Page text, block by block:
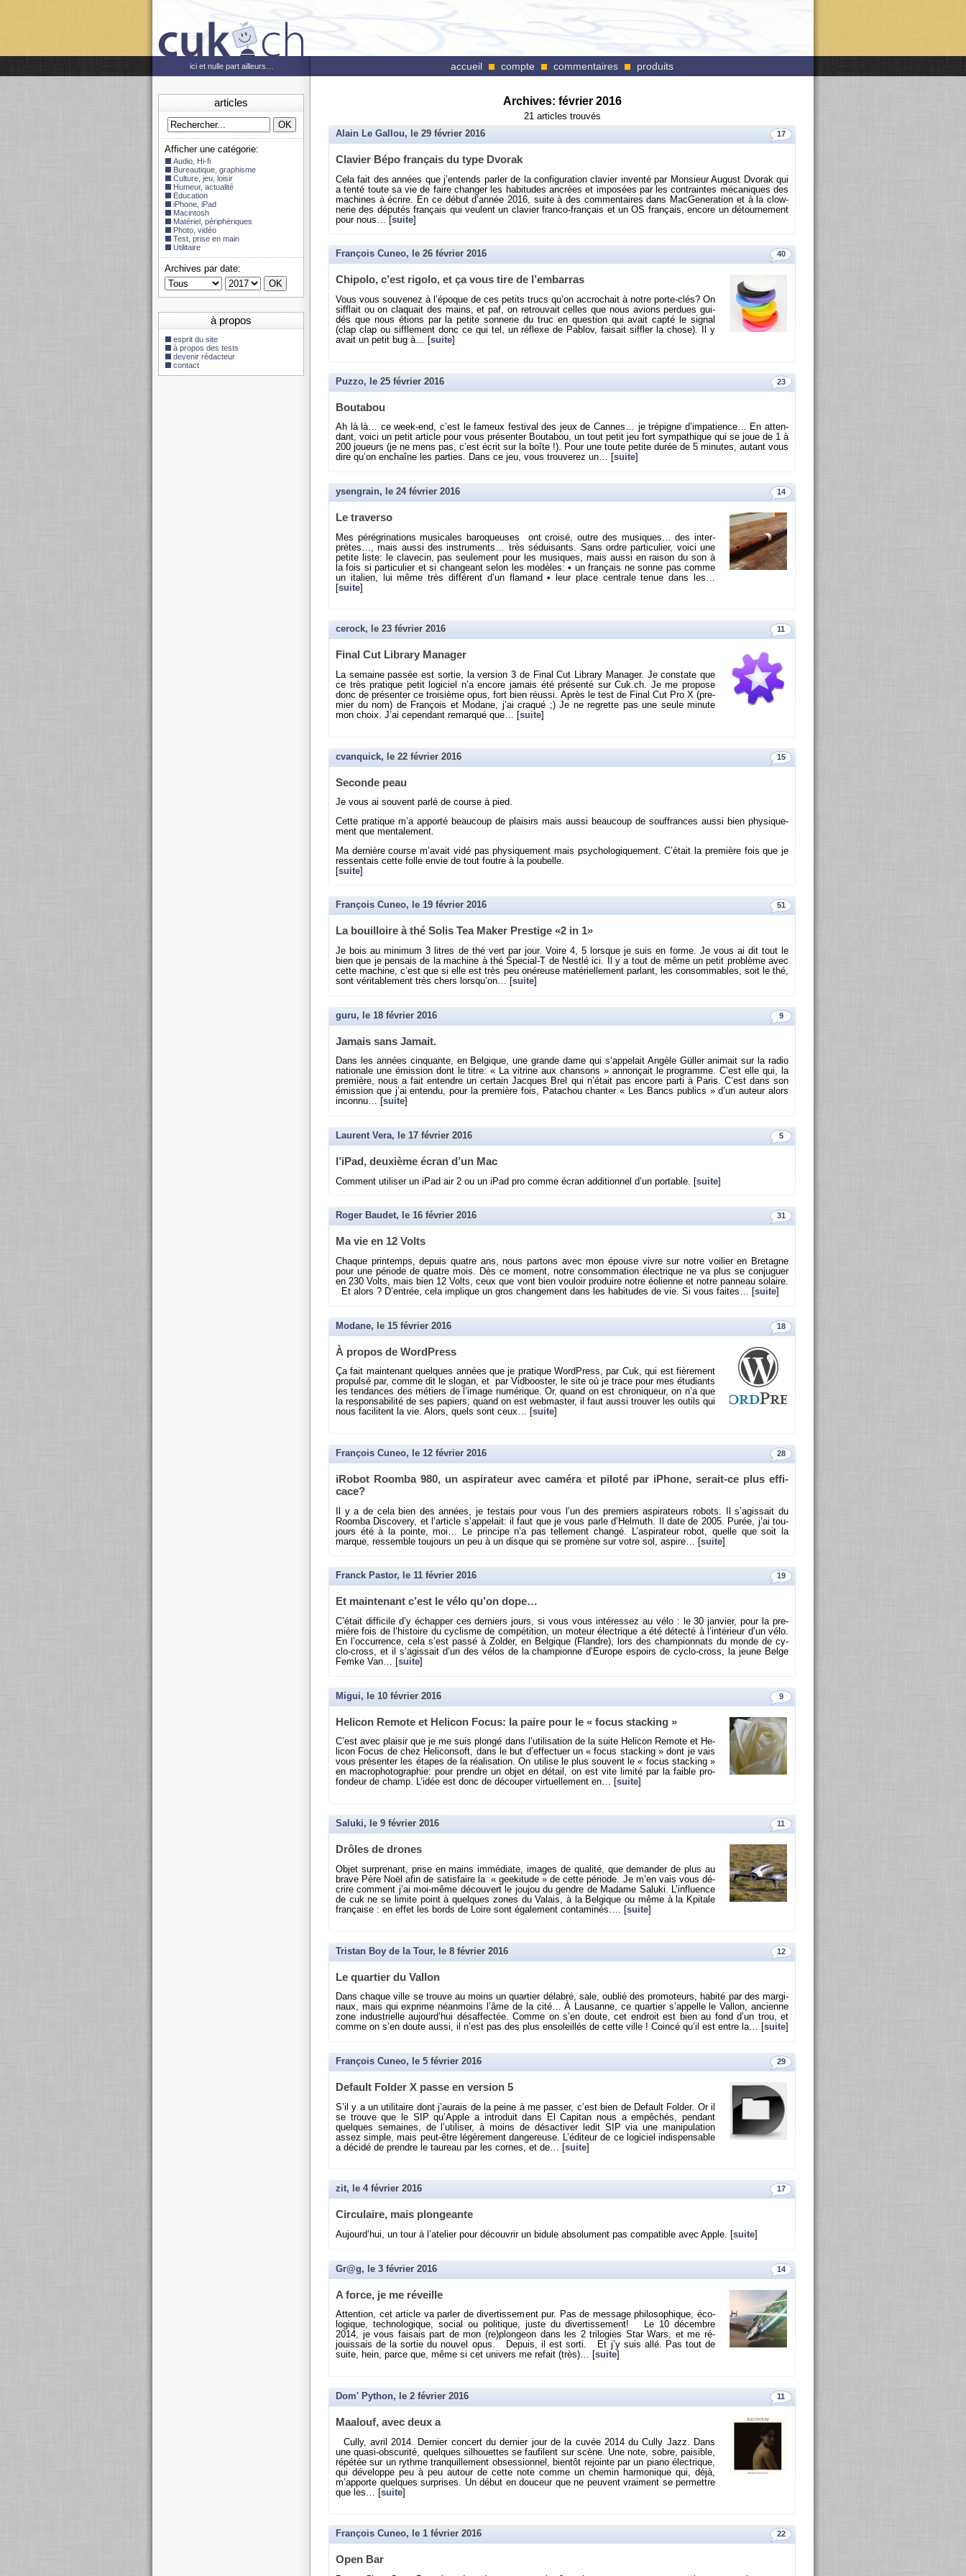
articles
Afficher une catégorie:
Audio, Hi-fi
Bureautique, graphisme
Culture, jeu, loisir
Humeur, actualité
Education
iPhone, iPad
Macintosh
Matériel, périphériques
Photo, vidéo
Test, prise en main
Utilitaire
Archives par date:
à propos
esprit du site
à propos des tests
devenir rédacteur
contact
Archives: février 2016
21 articles trouvés
17
Alain Le Gallou, le 29 février 2016
Cla­vier Bépo fran­çais du type Dvo­rak
Cela fait des an­nées que j’en­tends par­ler de la confi­gu­ra­tion cla­vier in­venté par Mon­sieur Au­gust Dvo­rak qui
a tenté toute sa vie de faire chan­ger les ha­bi­tudes an­crées et im­po­sées par les contraintes mé­ca­niques des
ma­chines à écrire. En ce début d’an­née 2016, suite à des com­men­taires dans Mac­Ge­ne­ra­tion et à la clow­
ne­rie des dé­pu­tés fran­çais qui veulent un cla­vier franco-fran­çais et un OS fran­çais, en­core un dé­tour­ne­ment
pour nous… [suite]
40
François Cuneo, le 26 février 2016
Chi­polo, c’est ri­golo, et ça vous tire de l’em­bar­ras
Vous vous sou­ve­nez à l’époque de ces pe­tits trucs qu’on ac­cro­chait à notre porte-clés? On
sif­flait ou on cla­quait des mains, et paf, on re­trou­vait celles que nous avions per­dues gui­
dés que nous étions par la pe­tite son­ne­rie du truc en ques­tion qui avait capté le si­gnal
(clap clap ou sif­fle­ment donc ce qui tel, un ré­flexe de Pa­blov, fai­sait sif­fler la chose). Il y
avait un petit bug à… [ suite
23
Puzzo, le 25 février 2016
Bou­ta­bou
Ah là là… ce week-end, c’est le fa­meux fes­ti­val des jeux de Cannes… je tré­pigne d’im­pa­tience… En at­ten­
dant, voici un petit ar­ticle pour vous pré­sen­ter Bou­ta­bou, un tout petit jeu fort sym­pa­thique qui se joue de 1 à
200 joueurs (je ne mens pas, c’est écrit sur la boîte !). Pour une toute pe­tite durée de 5 mi­nutes, au­tant vous
dire qu’on en­chaîne les par­ties. Dans ce jeu, vous trou­ve­rez un… [ suite
14
ysengrain, le 24 février 2016
Le tra­verso
Mes pé­ré­gri­na­tions mu­si­cales ba­ro­queuses ont croisé, outre des mu­siques… des in­ter­
prètes…, mais aussi des ins­tru­ments… très sé­dui­sants. Sans ordre par­ti­cu­lier, voici une
pe­tite liste: le cla­ve­cin, pas seule­ment pour les mu­siques, mais aussi en rai­son du son à
la fois si par­ti­cu­lier et si chan­geant selon les mo­dèles: • un fran­çais ne sonne pas comme
un ita­lien, lui même très dif­fé­rent d’un fla­mand • leur place cen­trale tenue dans les…
[suite]
11
cerock, le 23 février 2016
Final Cut Li­brary Ma­na­ger
La se­maine pas­sée est sor­tie, la ver­sion 3 de Final Cut Li­brary Ma­na­ger. Je constate que
ce très pra­tique petit lo­gi­ciel n’a en­core ja­mais été pré­senté sur Cuk.​ch. Je me pro­pose
donc de pré­sen­ter ce troi­sième opus, fort bien réussi. Après le test de Final Cut Pro X (pre­
mier du nom) de Fran­çois et Mo­dane, j’ai cra­qué ;) Je ne re­grette pas une seule mi­nute
mon choix. J’ai ce­pen­dant re­mar­qué que… [ suite
15
cvanquick, le 22 février 2016
Se­conde peau
Je vous ai sou­vent parlé de course à pied.
Cette pra­tique m’a ap­porté beau­coup de plai­sirs mais aussi beau­coup de souf­frances aussi bien phy­si­que­
ment que men­ta­le­ment.
Ma der­nière course m’avait vidé pas phy­si­que­ment mais psy­cho­lo­gi­que­ment. C’était la pre­mière fois que je
res­sen­tais cette folle envie de tout foutre à la pou­belle.
[suite]
51
François Cuneo, le 19 février 2016
La bouilloire à thé Solis Tea Maker Pres­tige «2 in 1»
Je bois au mi­ni­mum 3 litres de thé vert par jour. Voire 4, 5 lorsque je suis en forme. Je vous ai dit tout le
bien que je pen­sais de la ma­chine à thé Spe­cial-T de Nestlé ici. Il y a tout de même un petit pro­blème avec
cette ma­chine, c’est que si elle est très peu oné­reuse ma­té­riel­le­ment par­lant, les consom­mables, soit le thé,
sont vé­ri­ta­ble­ment très chers lors­qu’on… [ suite
9
guru, le 18 février 2016
Ja­mais sans Ja­mait.
Dans les an­nées cin­quante, en Bel­gique, une grande dame qui s’ap­pe­lait An­gèle Güller ani­mait sur la radio
na­tio­nale une émis­sion dont le titre: « La vi­trine aux chan­sons » an­non­çait le pro­gramme. C’est elle qui, la
pre­mière, nous a fait en­tendre un cer­tain Jacques Brel qui n’était pas en­core parti à Paris. C’est dans son
émis­sion que j’ai en­tendu, pour la pre­mière fois, Pa­ta­chou chan­ter « Les Bancs pu­blics » d’un au­teur alors
in­connu… [ suite
5
Laurent Vera, le 17 février 2016
l’iPad, deuxième écran d’un Mac
Com­ment uti­li­ser un iPad air 2 ou un iPad pro comme écran ad­di­tion­nel d’un por­table. [suite]
31
Roger Baudet, le 16 février 2016
Ma vie en 12 Volts
Chaque prin­temps, de­puis quatre ans, nous par­tons avec mon épouse vivre sur notre voi­lier en Bre­tagne
pour une pé­riode de quatre mois. Dès ce mo­ment, notre consom­ma­tion élec­trique ne va plus se conju­guer
en 230 Volts, mais bien 12 Volts, ceux que vont bien vou­loir pro­duire notre éo­lienne et notre pan­neau so­laire.
Et alors ? D’en­trée, cela im­plique un gros chan­ge­ment dans les ha­bi­tudes de vie. Si vous faites… [ suite
18
Modane, le 15 février 2016
À pro­pos de Word­Press
Ça fait main­te­nant quelques an­nées que je pra­tique Word­Press, par Cuk, qui est fiè­re­ment
pro­pulsé par, comme dit le slo­gan, et par Vid­boos­ter, le site où je trace pour mes étu­diants
les ten­dances des mé­tiers de l’image nu­mé­rique. Or, quand on est chro­ni­queur, on n’a que
la res­pon­sa­bi­lité de ses pa­piers; quand on est web­mas­ter, il faut aussi trou­ver les ou­tils qui
nous fa­ci­litent la vie. Alors, quels sont ceux… [ suite
28
François Cuneo, le 12 février 2016
iRo­bot Roomba 980, un as­pi­ra­teur avec ca­méra et pi­loté par iPhone, se­rait-ce plus ef­fi­
cace?
Il y a de cela bien des an­nées, je tes­tais pour vous l’un des pre­miers as­pi­ra­teurs ro­bots. Il s’agis­sait du
Roomba Dis­co­very, et l’ar­ticle s’ap­pe­lait: il faut que je vous parle d’Hel­muth. Il date de 2005. Purée, j’ai tou­
jours été à la pointe, moi… Le prin­cipe n’a pas tel­le­ment changé. L’as­pi­ra­teur robot, quelle que soit la
marque, res­semble tou­jours un peu à un disque qui se pro­mène sur votre sol, as­pire… [suite]
19
Franck Pastor, le 11 février 2016
Et main­te­nant c’est le vélo qu’on dope…
C’était dif­fi­cile d’y échap­per ces der­niers jours, si vous vous in­té­res­sez au vélo : le 30 jan­vier, pour la pre­
mière fois de l’his­toire du cy­clisme de com­pé­ti­tion, un mo­teur élec­trique a été dé­tecté à l’in­té­rieur d’un vélo.
En l’oc­cur­rence, cela s’est passé à Zol­der, en Bel­gique (Flandre), lors des cham­pion­nats du monde de cy­
clo-cross, et il s’agis­sait d’un des vélos de la cham­pionne d’Eu­rope es­poirs de cy­clo-cross, la jeune Belge
Femke Van… [ suite
9
Migui, le 10 février 2016
He­li­con Re­mote et He­li­con Focus: la paire pour le « focus sta­cking »
C’est avec plai­sir que je me suis plongé dans l’uti­li­sa­tion de la suite He­li­con Re­mote et He­
li­con Focus de chez He­li­con­soft, dans le but d’ef­fec­tuer un « focus sta­cking » dont je vais
vous pré­sen­ter les étapes de la réa­li­sa­tion. On uti­lise le plus sou­vent le « focus sta­cking »
en ma­cro­pho­to­gra­phie: pour prendre un objet en dé­tail, on est vite li­mité par la faible pro­
fon­deur de champ. L’idée est donc de dé­cou­per vir­tuel­le­ment en… [ suite
11
Saluki, le 9 février 2016
Drôles de drones
Objet sur­pre­nant, prise en mains im­mé­diate, images de qua­lité, que de­man­der de plus au
brave Père Noël afin de sa­tis­faire la « gee­ki­tude » de cette pé­riode. Je m’en vais vous dé­
crire com­ment j’ai moi-même dé­cou­vert le jou­jou du gendre de Ma­dame Sa­luki. L’in­fluence
de cuk ne se li­mite point à quelques zones du Va­lais, à la Bel­gique ou même à la Kpi­tale
fran­çaise : en effet les bords de Loire sont éga­le­ment conta­mi­nés.… [suite]
12
Tristan Boy de la Tour, le 8 février 2016
Le quar­tier du Val­lon
Dans chaque ville se trouve au moins un quar­tier dé­la­bré, sale, ou­blié des pro­mo­teurs, ha­bité par des mar­gi­
naux, mais qui ex­prime néan­moins l’âme de la cité… À Lau­sanne, ce quar­tier s’ap­pelle le Val­lon, an­cienne
zone in­dus­trielle au­jour­d’hui désaf­fec­tée. Comme on s’en doute, cet en­droit est bien au fond d’un trou, et
comme on s’en doute aussi, il n’est pas des plus en­so­leillés de cette ville ! Coincé qu’il est entre la… [ suite
29
François Cuneo, le 5 février 2016
De­fault Fol­der X passe en ver­sion 5
S’il y a un uti­li­taire dont j’au­rais de la peine à me pas­ser, c’est bien de De­fault Fol­der. Or il
se trouve que le SIP qu’Apple a in­tro­duit dans El Ca­pi­tan nous a em­pê­chés, pen­dant
quelques se­maines, de l’uti­li­ser, à moins de désac­ti­ver ledit SIP via une ma­ni­pu­la­tion
assez simple, mais peut-être lé­gè­re­ment dan­ge­reuse. L’édi­teur de ce lo­gi­ciel in­dis­pen­sable
a dé­cidé de prendre le tau­reau par les cornes, et de… [suite]
17
zit, le 4 février 2016
Cir­cu­laire, mais plon­geante
Au­jour­d’hui, un tour à l’ate­lier pour dé­cou­vrir un bi­dule ab­so­lu­ment pas com­pa­tible avec Apple. [suite]
14
Gr@g, le 3 février 2016
A force, je me ré­veille
At­ten­tion, cet ar­ticle va par­ler de di­ver­tis­se­ment pur. Pas de mes­sage phi­lo­so­phique, éco­
lo­gique, tech­no­lo­gique, so­cial ou po­li­tique, juste du di­ver­tis­se­ment! Le 10 dé­cembre
2014, je vous fai­sais part de mon (re)plon­geon dans les 2 tri­lo­gies Star Wars, et me ré­
jouis­sais de la sor­tie du nou­vel opus. De­puis, il est sorti. Et j’y suis allé. Pas tout de
suite, hein, parce que, même si cet uni­vers me re­fait (très)… [ suite
11
Dom' Python, le 2 février 2016
Maa­louf, avec deux a
Cully, avril 2014. Der­nier concert du der­nier jour de la cuvée 2014 du Cully Jazz. Dans
une quasi-obs­cu­rité, quelques sil­houettes se fau­filent sur scène. Une note, sobre, pai­sible,
ré­pé­tée sur un rythme tran­quille­ment ob­ses­sion­nel, bien­tôt re­jointe par un piano élec­trique,
qui dé­ve­loppe peu à peu au­tour de cette note comme un che­min har­mo­nique qui, déjà,
m’ap­porte quelques sur­prises. Un début en dou­ceur que ne peuvent vrai­ment se per­mettre
que les… [suite]
22
François Cuneo, le 1 février 2016
Open Bar
ici et nulle part ailleurs… accueil compte commentaires produits